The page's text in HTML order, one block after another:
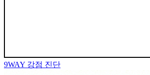
9WAY 강점 진단